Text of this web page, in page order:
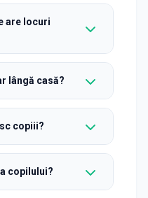
are locuri
lângă casă?
copiii?
copilului?